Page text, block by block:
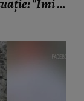
"Îmi e